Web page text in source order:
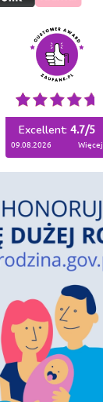
Excellent: 4.7/5
09.08.2026 więcej